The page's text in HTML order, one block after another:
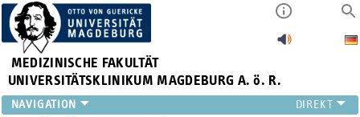
MEDIZINISCHE FAKULTÄT
UNIVERSITÄTSKLINIKUM MAGDEBURG A. ö. R.